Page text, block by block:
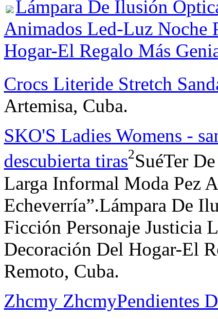
Lámpara De Ilusión
Animados Led-Luz Noche
Hogar-El Regalo Más
Crocs Literide Stretch
Artemisa, Cuba.
SKO'S Ladies Womens -
descubierta tiras2SuéTer
Larga Informal Moda Pez
Echeverría”.Lámpara De
Ficción Personaje Justicia
Decoración Del Hogar-El
Remoto, Cuba.
Zhcmy ZhcmyPendientes